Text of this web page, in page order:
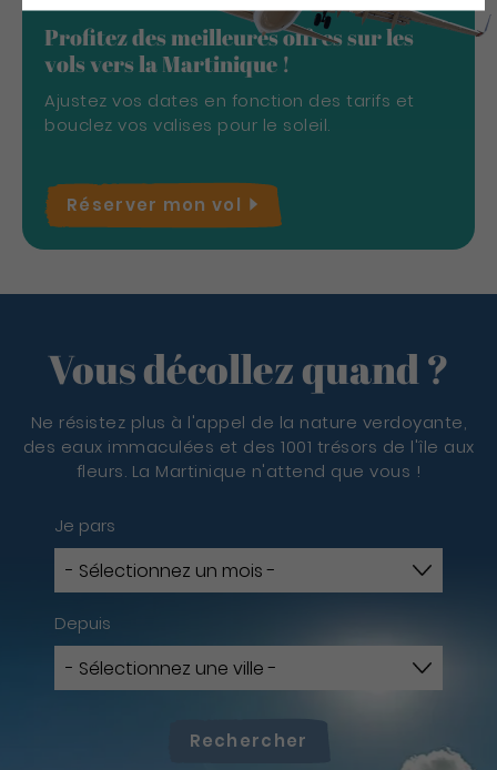
Profitez des meilleures offres sur les
vols vers la Martinique !
Ajustez vos dates en fonction des tarifs et
bouclez vos valises pour le soleil.
Réserver mon vol
Vous décollez quand ?
Ne résistez plus à l'appel de la nature verdoyante,
des eaux immaculées et des 1001 trésors de l'île aux
fleurs. La Martinique n'attend que vous !
Je pars
Depuis
Rechercher